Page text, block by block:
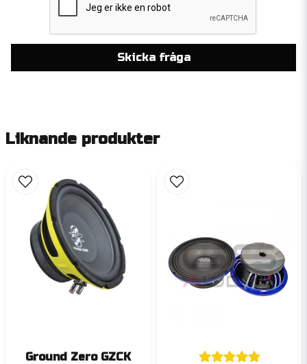
Skicka fråga
Liknande produkter
Ground Zero GZCK